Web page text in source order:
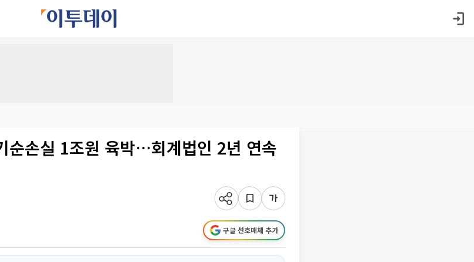
순손실 1조원 육박…회계법인 2년 연속
구글 선호매체 추가